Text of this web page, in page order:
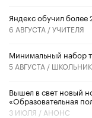
​Яндекс обучил более
6 АВГУСТА /УЧИТЕЛЯ
Минимальный набор
5 АВГУСТА /
Вышел в свет новый
«Образовательная
3 ИЮЛЯ / АНОНС